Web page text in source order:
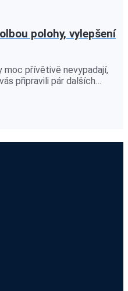
polohy, vylepšení
moc přívětivě nevypadají,
připravili pár dalších…